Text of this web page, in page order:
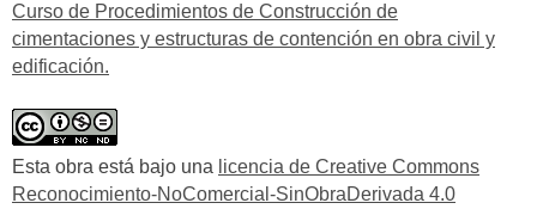
Curso de Procedimientos de Construcción de
cimentaciones y estructuras de contención en obra civil y
edificación.
Esta obra está bajo una licencia de Creative Commons
Reconocimiento-NoComercial-SinObraDerivada 4.0